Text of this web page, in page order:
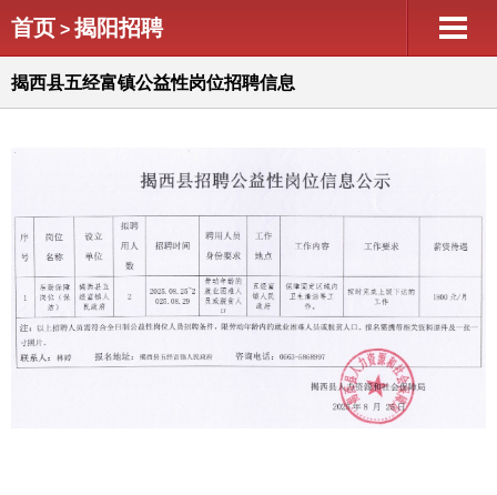
首页 > 揭阳招聘
揭西县五经富镇公益性岗位招聘信息